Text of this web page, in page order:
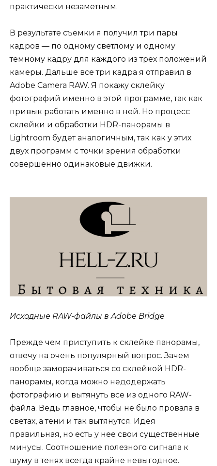
практически незаметным.
В результате съемки я получил три пары
кадров — по одному светлому и одному
темному кадру для каждого из трех положений
камеры. Дальше все три кадра я отправил в
Adobe Camera RAW. Я покажу склейку
фотографий именно в этой программе, так как
привык работать именно в ней. Но процесс
склейки и обработки HDR-панорамы в
Lightroom будет аналогичным, так как у этих
двух программ с точки зрения обработки
совершенно одинаковые движки.
Исходные RAW-файлы в Adobe Bridge
Прежде чем приступить к склейке панорамы,
отвечу на очень популярный вопрос. Зачем
вообще заморачиваться со склейкой HDR-
панорамы, когда можно недодержать
фотографию и вытянуть все из одного RAW-
файла. Ведь главное, чтобы не было провала в
светах, а тени и так вытянутся. Идея
правильная, но есть у нее свои существенные
минусы. Соотношение полезного сигнала к
шуму в тенях всегда крайне невыгодное.